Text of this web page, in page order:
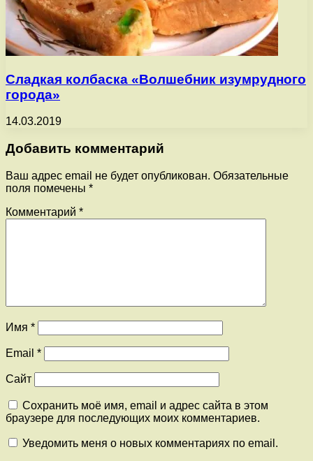
Сладкая колбаска «Волшебник изумрудного
города»
14.03.2019
Добавить комментарий
Ваш адрес email не будет опубликован. Обязательные
поля помечены *
Комментарий *
Имя *
Email *
Сайт
Сохранить моё имя, email и адрес сайта в этом
браузере для последующих моих комментариев.
Уведомить меня о новых комментариях по email.